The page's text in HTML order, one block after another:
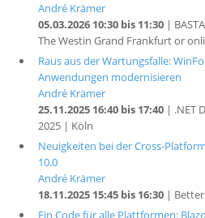
André Krämer
05.03.2026 10:30 bis 11:30|
The Westin Grand Frankfurt or
Raus aus der Wartungsfalle:
Anwendungen modernisieren
André Krämer
25.11.2025 16:40 bis 17:40| .NET
2025 | Köln
Neuigkeiten bei der Cross-
10.0
André Krämer
18.11.2025 15:45 bis 16:30| Better
Ein Code für alle Plattformen: